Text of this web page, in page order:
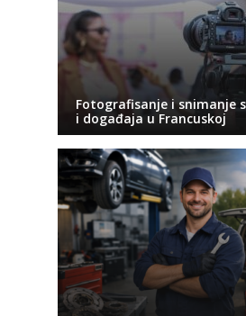
Fotografisanje i snimanje
i događaja u Francuskoj